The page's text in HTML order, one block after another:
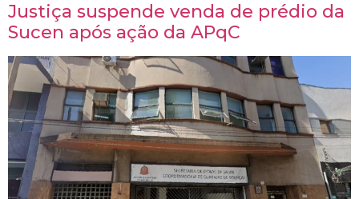
Justiça suspende venda de prédio da
Sucen após ação da APqC